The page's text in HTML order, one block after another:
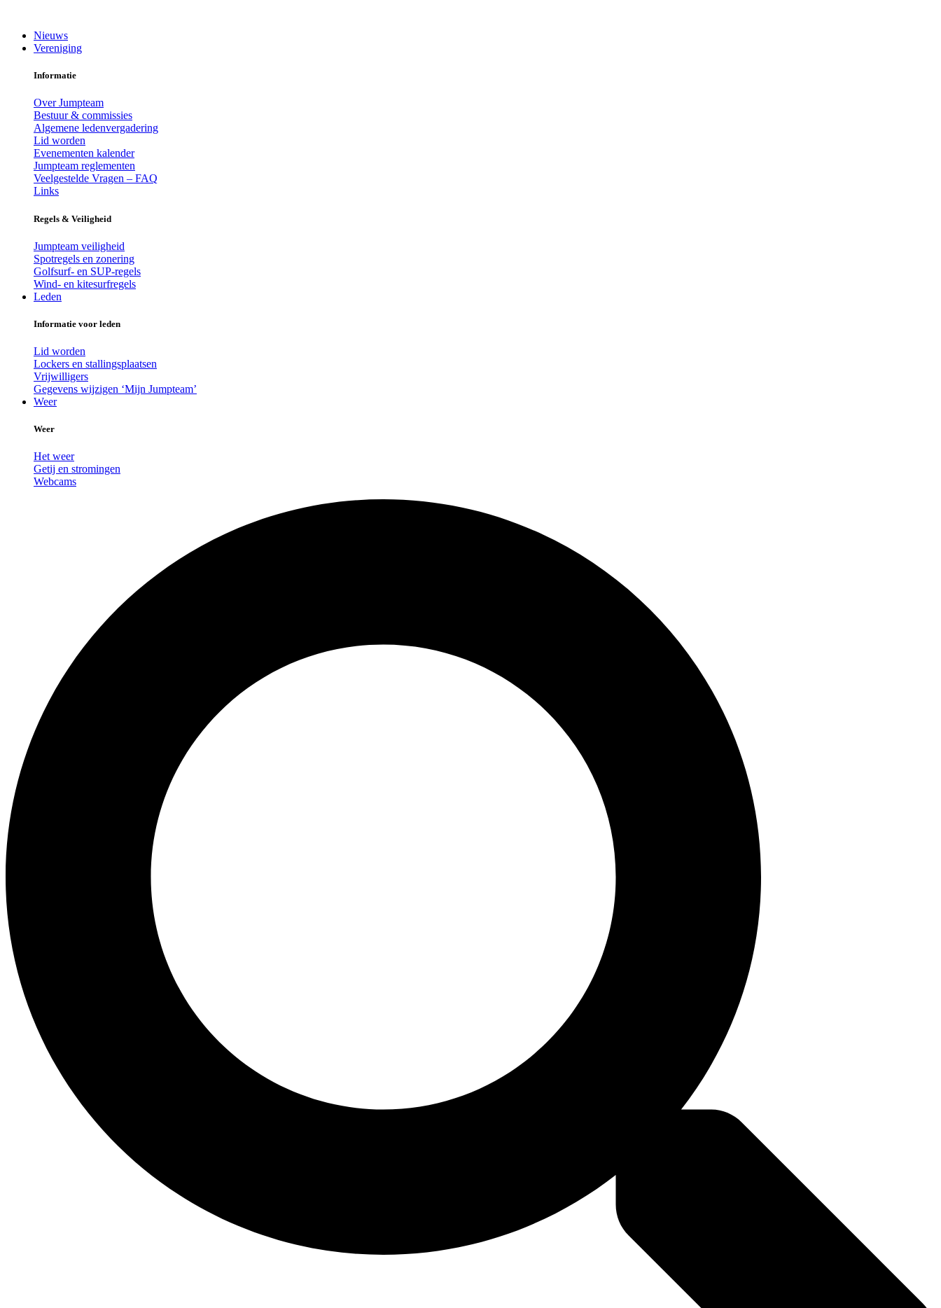
inhoud
Nieuws
Vereniging
Informatie
Over Jumpteam
Bestuur & commissies
Algemene ledenvergadering
Lid worden
Evenementen kalender
Jumpteam reglementen
Veelgestelde Vragen – FAQ
Links
Regels & Veiligheid
Jumpteam veiligheid
Spotregels en zonering
Golfsurf- en SUP-regels
Wind- en kitesurfregels
Leden
Informatie voor leden
Lid worden
Lockers en stallingsplaatsen
Vrijwilligers
Gegevens wijzigen ‘Mijn Jumpteam’
Weer
Weer
Het weer
Getij en stromingen
Webcams